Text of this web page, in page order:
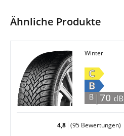
Ähnliche Produkte
Winter
C
B
B |70 dB
4,8 (95 Bewertungen)